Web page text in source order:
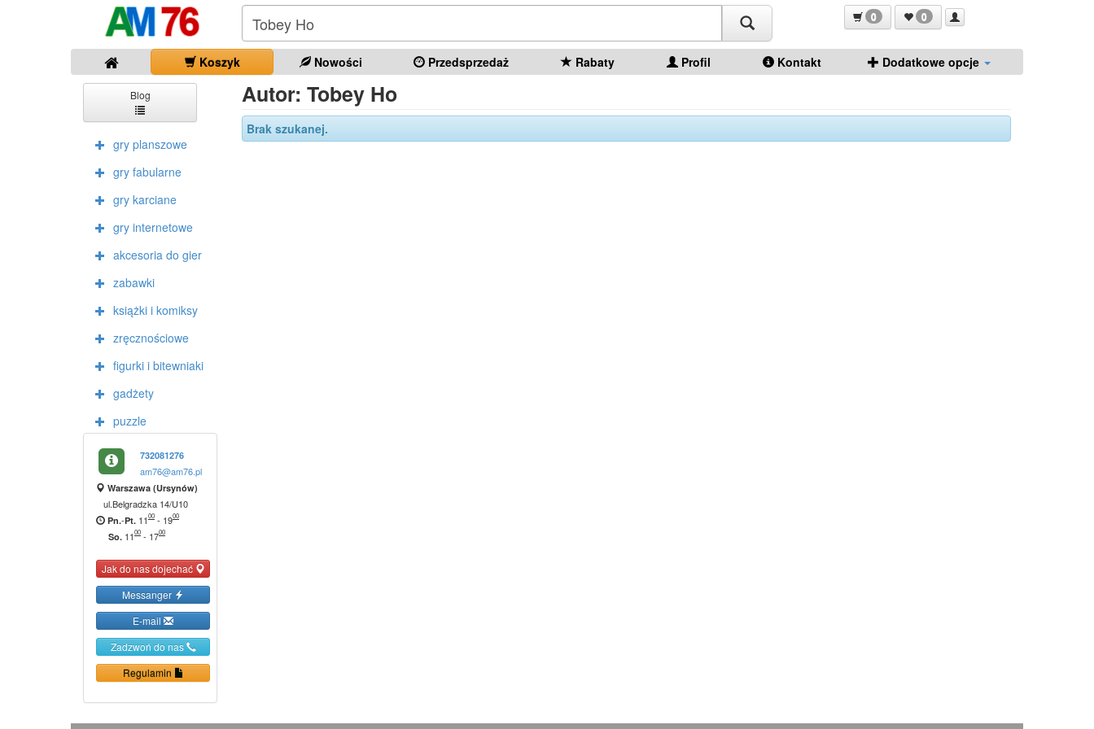
0 0
Koszyk Nowości Przedsprzedaż Rabaty Profil Kontakt Dodatkowe opcje
Blog
gry planszowe
gry fabularne
gry karciane
gry internetowe
akcesoria do gier
zabawki
książki i komiksy
zręcznościowe
figurki i bitewniaki
gadżety
puzzle
732081276
am76@am76.pl
Warszawa (Ursynów)
ul.Belgradzka 14/U10
Pn.-Pt. 1100 - 1900
So. 1100 - 1700
Jak do nas dojechać
Messanger
E-mail
Zadzwoń do nas
Regulamin
Autor: Tobey Ho
Brak szukanej.